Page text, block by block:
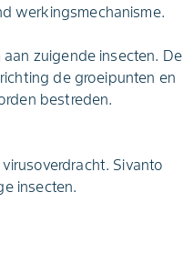
werkingsmechanisme.
zuigende insecten. De
de groeipunten en
bestreden.
Sivanto
insecten.